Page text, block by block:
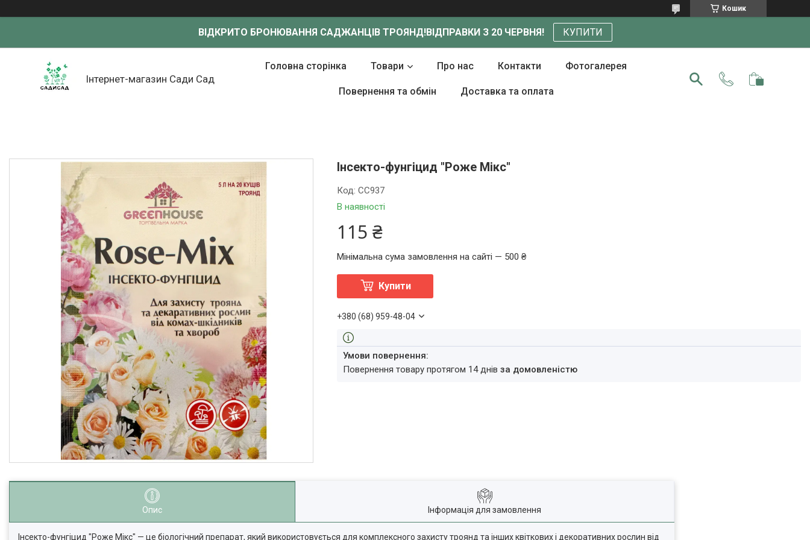
Кошик
ВІДКРИТО БРОНЮВАННЯ САДЖАНЦІВ ТРОЯНД!ВІДПРАВКИ З 20 ЧЕРВНЯ! КУПИТИ
Інтернет-магазин Сади Сад
Головна сторінка Товари Про нас Контакти Фотогалерея
Повернення та обмін Доставка та оплата
Інсекто-фунгіцид "Роже Мікс"
В наявності
Код:СС937
115 ₴
Мінімальна сума замовлення на сайті — 500 ₴
Купити
+380 (68) 959-48-04
повернення товару протягом 14 днівза домовленістю
Опис Інформація для замовлення
Інсекто-фунгіцид "Роже Мікс" — це біологічний препарат, який використовується для комплексного захисту троянд та інших квіткових і декоративних рослин від